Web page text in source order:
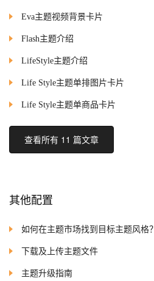
Eva主题视频背景卡片
Flash主题介绍
LifeStyle主题介绍
Life Style主题单排图片卡片
Life Style主题单商品卡片
查看所有 11 篇文章
其他配置
如何在主题市场找到目标主题风格？
下载及上传主题文件
主题升级指南